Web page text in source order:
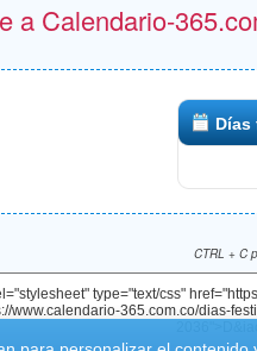
a Calendario-
Días
CTRL + C